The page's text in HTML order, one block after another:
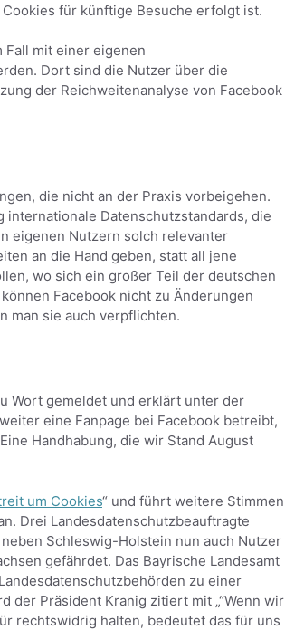
für künftige Besuche erfolgt ist.
Fall mit einer eigenen
Dort sind die Nutzer über die
der Reichweitenanalyse von Facebook
die nicht an der Praxis vorbeigehen.
Datenschutzstandards, die
eigenen Nutzern solch relevanter
an die Hand geben, statt all jene
wo sich ein großer Teil der deutschen
Facebook nicht zu Änderungen
man sie auch verpflichten.
Wort gemeldet und erklärt unter der
eine Fanpage bei Facebook betreibt,
Handhabung, die wir Stand August
um Cookies“ und führt weitere Stimmen
Drei Landesdatenschutzbeauftragte
Schleswig-Holstein nun auch Nutzer
gefährdet. Das Bayrische Landesamt
zu einer
der Präsident Kranig zitiert mit „“Wenn wir
rechtswidrig halten, bedeutet das für uns